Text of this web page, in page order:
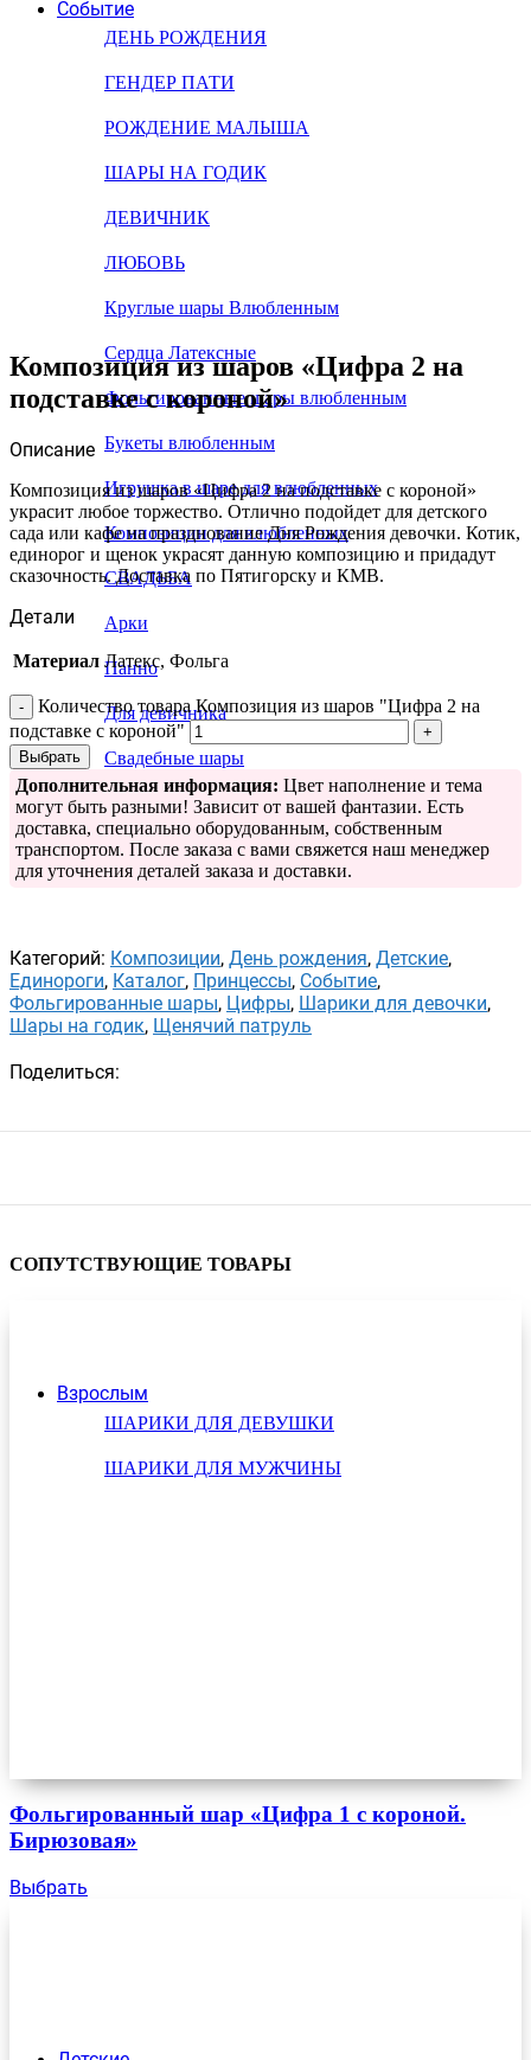
Событие
ДЕНЬ РОЖДЕНИЯ
ГЕНДЕР ПАТИ
РОЖДЕНИЕ МАЛЫША
ШАРЫ НА ГОДИК
ДЕВИЧНИК
ЛЮБОВЬ
Круглые шары Влюбленным
Сердца Латексные
Фольгированные шары влюбленным
Букеты влюбленным
Игрушка в шаре для влюбленных
Композиции для влюбленных
СВАДЬБА
Арки
Панно
Для девичника
Свадебные шары
Свадебные растяжки
Взрослым
ШАРИКИ ДЛЯ ДЕВУШКИ
ШАРИКИ ДЛЯ МУЖЧИНЫ
Композиция из шаров «Цифра 2 на
подставке с короной»
Описание
Композиция из шаров «Цифра 2 на подставке с короной»
украсит любое торжество. Отлично подойдет для детского
сада или кафе на празднование Дня Рождения девочки. Котик,
единорог и щенок украсят данную композицию и придадут
сказочность. Доставка по Пятигорску и КМВ.
Детали
Материал Латекс, Фольга
Количество товара Композиция из шаров "Цифра 2 на
подставке с короной"
Выбрать
Дополнительная информация: Цвет наполнение и тема
могут быть разными! Зависит от вашей фантазии. Есть
доставка, специально оборудованным, собственным
транспортом. После заказа с вами свяжется наш менеджер
для уточнения деталей заказа и доставки.
Категорий: Композиции, День рождения, Детские,
Единороги, Каталог, Принцессы, Событие,
Фольгированные шары, Цифры, Шарики для девочки,
Шары на годик, Щенячий патруль
Поделиться:
СОПУТСТВУЮЩИЕ ТОВАРЫ
Фольгированный шар «Цифра 1 с короной.
Бирюзовая»
Выбрать